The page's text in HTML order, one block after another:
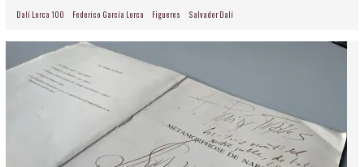
Dalí Lorca 100 Federico García Lorca Figueres Salvador Dalí